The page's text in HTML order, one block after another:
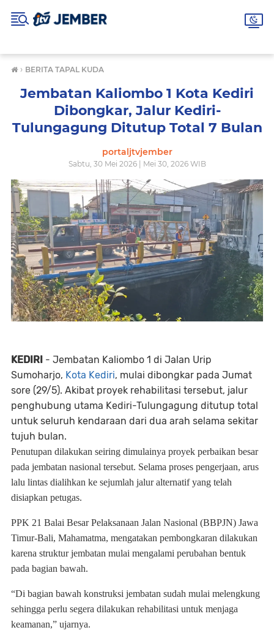
› BERITA TAPAL KUDA
Jembatan Kaliombo 1 Kota Kediri
Dibongkar, Jalur Kediri-
Tulungagung Ditutup Total 7 Bulan
portaljtvjember
Sabtu, 30 Mei 2026 | Mei 30, 2026 WIB
KEDIRI - Jembatan Kaliombo 1 di Jalan Urip
Sumoharjo, Kota Kediri, mulai dibongkar pada Jumat
sore (29/5). Akibat proyek rehabilitasi tersebut, jalur
penghubung utama Kediri-Tulungagung ditutup total
untuk seluruh kendaraan dari dua arah selama sekitar
tujuh bulan.
Penutupan dilakukan seiring dimulainya proyek perbaikan besar
pada jembatan nasional tersebut. Selama proses pengerjaan, arus
lalu lintas dialihkan ke sejumlah jalur alternatif yang telah
disiapkan petugas.
PPK 21 Balai Besar Pelaksanaan Jalan Nasional (BBPJN) Jawa
Timur-Bali, Mahamatma, mengatakan pembongkaran dilakukan
karena struktur jembatan mulai mengalami perubahan bentuk
pada bagian bawah.
“Di bagian bawah konstruksi jembatan sudah mulai melengkung
sehingga perlu segera dilakukan rehabilitasi untuk menjaga
keamanan,” ujarnya.